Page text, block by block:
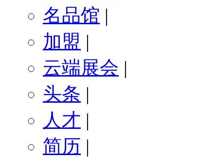
名品馆 |
加盟 |
云端展会 |
头条 |
人才 |
简历 |